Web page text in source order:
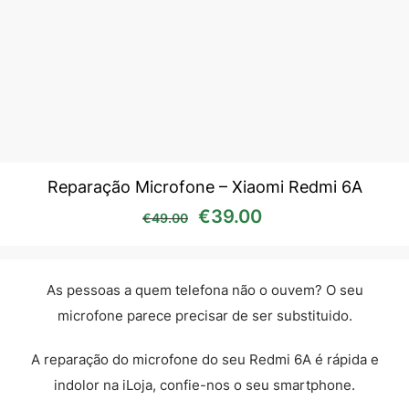
Reparação Microfone – Xiaomi Redmi 6A
€49.00 O preço original era:
€39.00
As pessoas a quem telefona não o ouvem? O seu
microfone parece precisar de ser substituido.
A reparação do microfone do seu Redmi 6A é rápida e
indolor na iLoja, confie-nos o seu smartphone.